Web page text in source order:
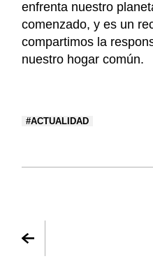
enfrenta nuestro
comenzado, y es un
compartimos la
nuestro hogar común.
ACTUALIDAD